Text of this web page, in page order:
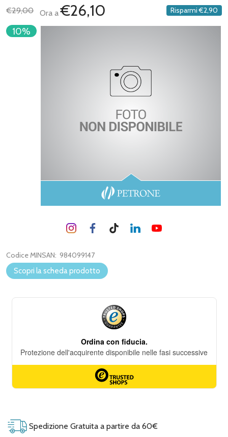
DEI
€29,00 Ora a€26,10 Risparmi €2,90
10%
Codice MINSAN: 984099147
Scopri la scheda prodotto
Spedizione Gratuita a partire da 60€